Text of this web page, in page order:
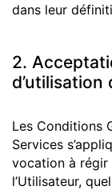
dans leur
2.
d’utilisation
Les Conditions
Services
vocation à régir
l’Utilisateur,